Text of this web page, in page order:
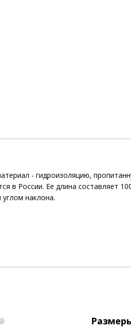
- гидроизоляцию,
в России. Ее длина
наклона.